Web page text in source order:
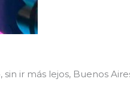
ir más lejos, Buenos